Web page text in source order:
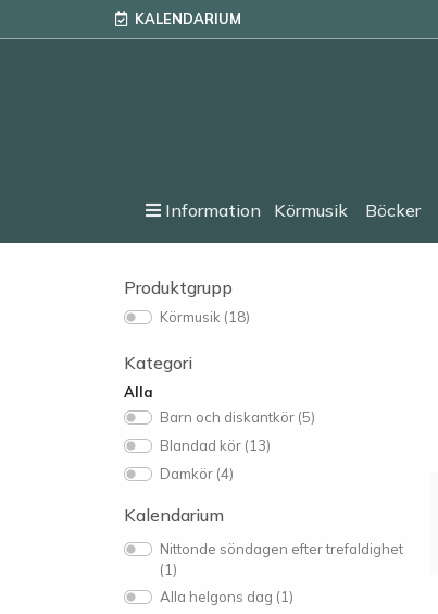
KALENDARIUM
Information Körmusik Böcker
Produktgrupp
Körmusik (18)
Kategori
Alla
Barn och diskantkör (5)
Blandad kör (13)
Damkör (4)
Kalendarium
Nittonde söndagen efter trefaldighet
(1)
Alla helgons dag (1)